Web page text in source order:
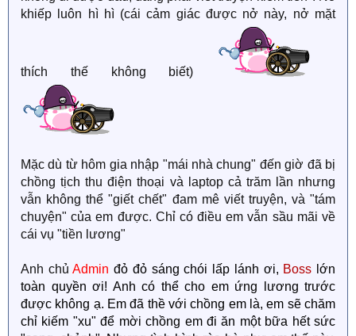
khiếp luôn hì hì (cái cảm giác được nở này, nở mặt
thích thế không biết)
Mặc dù từ hôm gia nhập "mái nhà chung" đến giờ đã bị
chồng tịch thu điện thoại và laptop cả trăm lần nhưng
vẫn không thể "giết chết" đam mê viết truyện, và "tám
chuyện" của em được. Chỉ có điều em vẫn sầu mãi về
cái vụ "tiền lương"
Anh chủAdmin đỏ đỏ sáng chói lấp lánh ơi, Boss lớn
toàn quyền ơi! Anh có thể cho em ứng lương trước
được không ạ. Em đã thề với chồng em là, em sẽ chăm
chỉ kiếm "xu" để mời chồng em đi ăn một bữa hết sức